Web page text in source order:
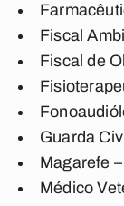
Fiscal
Fiscal de
Guarda
Magarefe
Médico